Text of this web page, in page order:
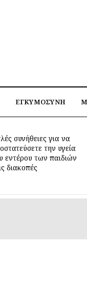
ΕΓΚΥΜΟΣΥΝΗ
Γιατί τα οκτώ
είναι τόσο δύσκολη